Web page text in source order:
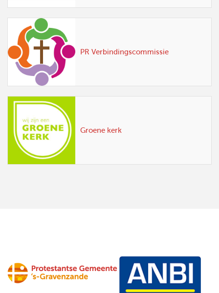
PR Verbindingscommissie
Groene kerk